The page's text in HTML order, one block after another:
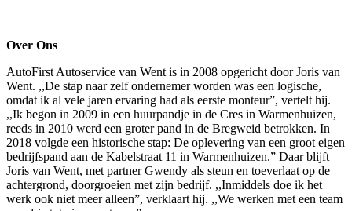
Over Ons
AutoFirst Autoservice van Went is in 2008 opgericht door Joris van
Went. ,,De stap naar zelf ondernemer worden was een logische,
omdat ik al vele jaren ervaring had als eerste monteur”, vertelt hij.
,,Ik begon in 2009 in een huurpandje in de Cres in Warmenhuizen,
reeds in 2010 werd een groter pand in de Bregweid betrokken. In
2018 volgde een historische stap: De oplevering van een groot eigen
bedrijfspand aan de Kabelstraat 11 in Warmenhuizen.” Daar blijft
Joris van Went, met partner Gwendy als steun en toeverlaat op de
achtergrond, doorgroeien met zijn bedrijf. ,,Inmiddels doe ik het
werk ook niet meer alleen”, verklaart hij. ,,We werken met een team